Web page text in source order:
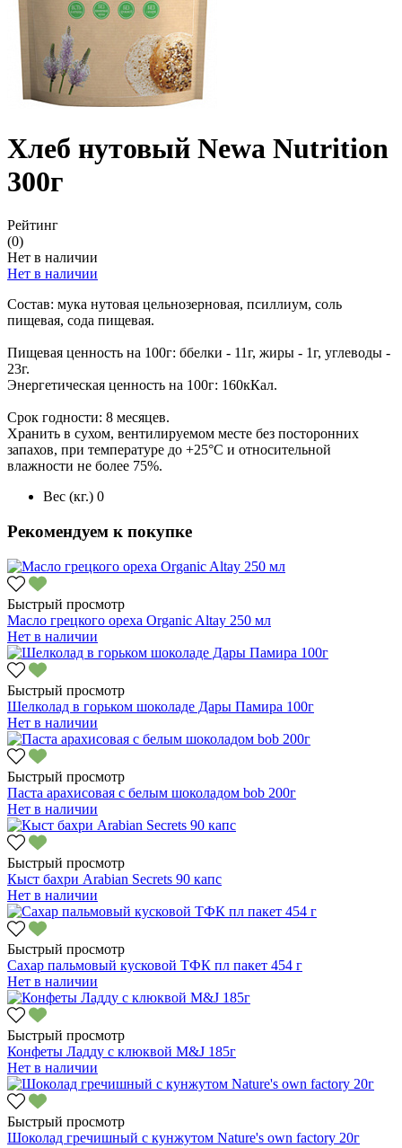
Хлеб нутовый Newa Nutrition
300г
Рейтинг
(0)
Нет в наличии
Нет в наличии
Состав: мука нутовая цельнозерновая, псиллиум, соль
пищевая, сода пищевая.
Пищевая ценность на 100г: ббелки - 11г, жиры - 1г, углеводы -
23г.
Энергетическая ценность на 100г: 160кКал.
Срок годности: 8 месяцев.
Хранить в сухом, вентилируемом месте без посторонних
запахов, при температуре до +25°С и относительной
влажности не более 75%.
Вес (кг.) 0
Рекомендуем к покупке
Быстрый просмотр
Масло грецкого ореха Organic Altay 250 мл
Нет в наличии
Быстрый просмотр
Шелколад в горьком шоколаде Дары Памира 100г
Нет в наличии
Быстрый просмотр
Паста арахисовая с белым шоколадом bob 200г
Нет в наличии
Быстрый просмотр
Кыст бахри Arabian Secrets 90 капс
Нет в наличии
Быстрый просмотр
Сахар пальмовый кусковой ТФК пл пакет 454 г
Нет в наличии
Быстрый просмотр
Конфеты Ладду с клюквой M&J 185г
Нет в наличии
Быстрый просмотр
Шоколад гречишный с кунжутом Nature's own factory 20г